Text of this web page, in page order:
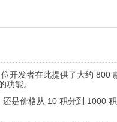
开发者在此提供了大约 800
功能。
是价格从 10 积分到 1000